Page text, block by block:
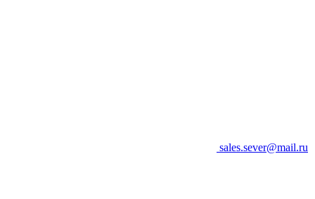
sales.sever@mail.ru